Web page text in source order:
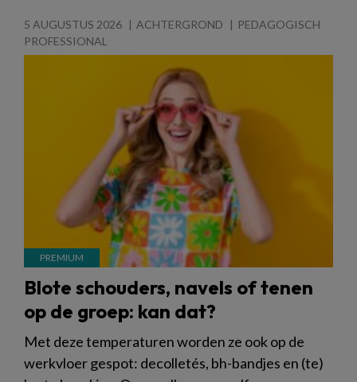
5 AUGUSTUS 2026 ACHTERGROND
PEDAGOGISCH
PROFESSIONAL
Blote schouders, navels of tenen
op de groep: kan dat?
Met deze temperaturen worden ze ook op de
werkvloer gespot: decolletés, bh-bandjes en (te)